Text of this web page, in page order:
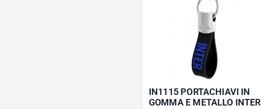
IN1115 PORTACHIAVI IN
GOMMA E METALLO INTER